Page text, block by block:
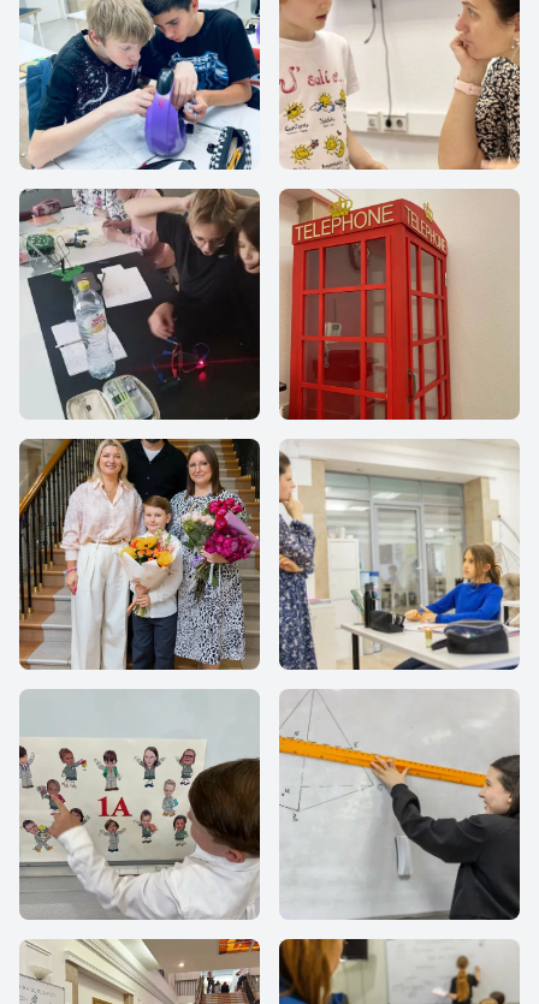
Все Вместе Все Вместе
Все Вместе Все Вместе
Все Вместе
Все Вместе Все Вместе